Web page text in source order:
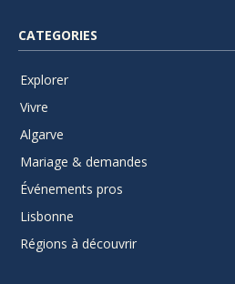
CATEGORIES
Explorer
Vivre
Algarve
Mariage & demandes
Événements pros
Lisbonne
Régions à découvrir